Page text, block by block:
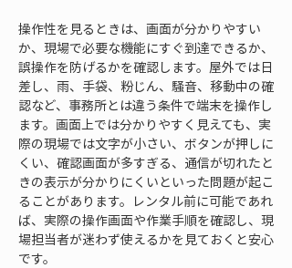
操作性を見るときは、画面が分かりやすい
か、現場で必要な機能にすぐ到達できるか、
誤操作を防げるかを確認します。屋外では日
差し、雨、手袋、粉じん、騒音、移動中の確
認など、事務所とは違う条件で端末を操作し
ます。画面上では分かりやすく見えても、実
際の現場では文字が小さい、ボタンが押しに
くい、確認画面が多すぎる、通信が切れたと
きの表示が分かりにくいといった問題が起こ
ることがあります。レンタル前に可能であれ
ば、実際の操作画面や作業手順を確認し、現
場担当者が迷わず使えるかを見ておくと安心
です。